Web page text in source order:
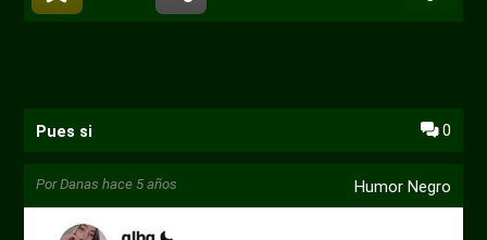
Pues si 0
PorDanas hace 5 años Humor Negro